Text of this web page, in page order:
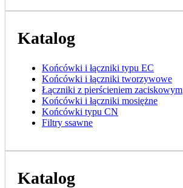
Katalog
Końcówki i łączniki typu EC
Końcówki i łączniki tworzywowe
Łączniki z pierścieniem zaciskowym
Końcówki i łączniki mosiężne
Końcówki typu CN
Filtry ssawne
Katalog